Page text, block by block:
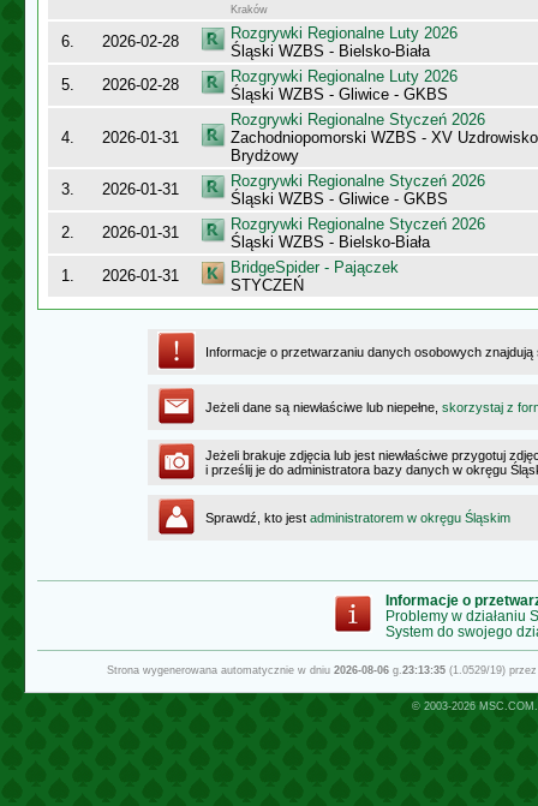
Kraków
6. 2026-02-28
Rozgrywki Regionalne Luty 2026
Śląski WZBS - Bielsko-Biała
5.
2026-02-28
Rozgrywki Regionalne Luty 2026
Śląski WZBS - Gliwice - GKBS
4. 2026-01-31
Rozgrywki Regionalne Styczeń 2026
Zachodniopomorski WZBS - XV
Brydżowy
3.
2026-01-31
Rozgrywki Regionalne Styczeń 2026
Śląski WZBS - Gliwice - GKBS
2.
2026-01-31
Rozgrywki Regionalne Styczeń 2026
Śląski WZBS - Bielsko-Biała
1.
2026-01-31
BridgeSpider - Pajączek
STYCZEŃ
Informacje o przetwarzaniu danych osobowych
Jeżeli dane są niewłaściwe lub niepełne, skorzystaj z
Jeżeli brakuje zdjęcia lub jest niewłaściwe przygotuj
i prześlij je do administratora bazy danych w okręgu
Sprawdź, kto jest administratorem w okręgu Śląskim
Informacje o
Problemy w działaniu
System do swojego
Strona wygenerowana automatycznie w dniu 2026-08-06g.23:13:35(1.0529/19)
© 2003-2026